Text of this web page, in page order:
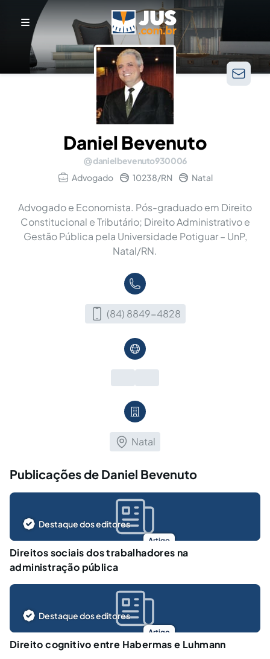
Daniel Bevenuto
danielbevenuto930006
Advogado
10238/RN Natal
Advogado e Economista. Pós-graduado em Direito
Constitucional e Tributário; Direito Administrativo e
Gestão Pública pela Universidade Potiguar – UnP,
Natal/RN.
(84) 8849-4828
Natal
Publicações de Daniel Bevenuto
Artigo
Destaque dos editores
Direitos sociais dos trabalhadores na
administração pública
Artigo
Destaque dos editores
Direito cognitivo entre Habermas e Luhmann